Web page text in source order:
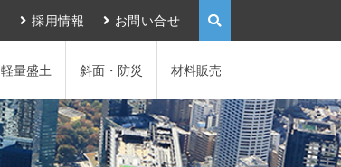
採用情報 お問い合せ
軽量盛土 斜面・防災 材料販売